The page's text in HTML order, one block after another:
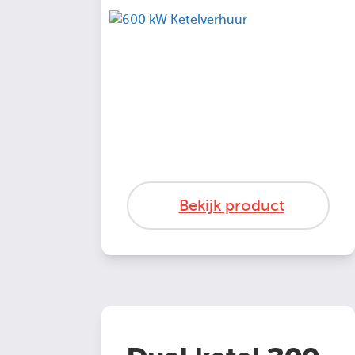
Bekijk product